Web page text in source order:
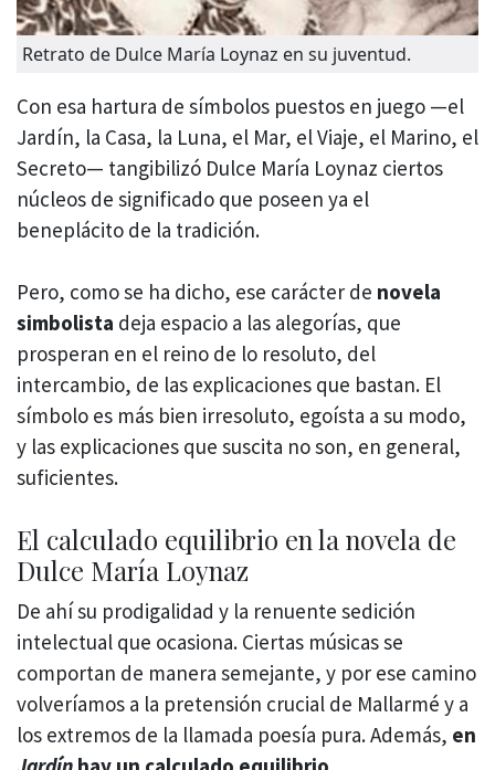
Retrato de Dulce María Loynaz en su juventud.
Con esa hartura de símbolos puestos en juego —el
Jardín, la Casa, la Luna, el Mar, el Viaje, el Marino, el
Secreto— tangibilizó Dulce María Loynaz ciertos
núcleos de significado que poseen ya el
beneplácito de la tradición.
Pero, como se ha dicho, ese carácter de novela
simbolista deja espacio a las alegorías, que
prosperan en el reino de lo resoluto, del
intercambio, de las explicaciones que bastan. El
símbolo es más bien irresoluto, egoísta a su modo,
y las explicaciones que suscita no son, en general,
suficientes.
El calculado equilibrio en la novela de
Dulce María Loynaz
De ahí su prodigalidad y la renuente sedición
intelectual que ocasiona. Ciertas músicas se
comportan de manera semejante, y por ese camino
volveríamos a la pretensión crucial de Mallarmé y a
los extremos de la llamada poesía pura. Además, en